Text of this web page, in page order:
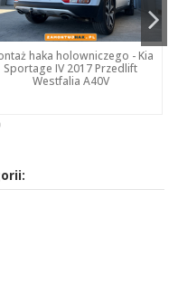
haka holowniczego - Kia
Sportage IV 2017 Przedlift
Westfalia A40V